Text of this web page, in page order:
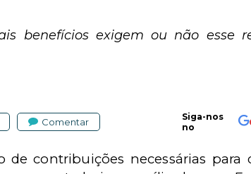
benefícios exigem ou não esse
Comentar
Siga-nos
no
contribuições necessárias